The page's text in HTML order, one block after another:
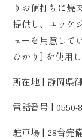
りお値打ちに焼
提供し、ユッケ
ューを用意して
ひかり] を使用
所在地 | 静岡県
電話番号 | 0550-
駐車場 | 28台完